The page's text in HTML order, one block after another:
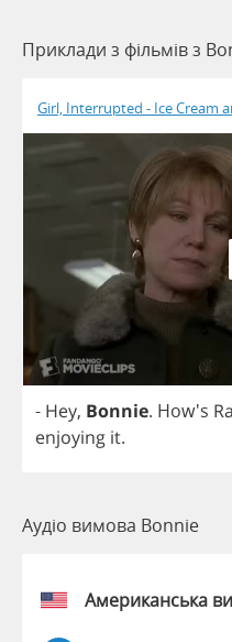
Приклади з фільмів з
Girl, Interrupted - Ice Cream
- Hey, Bonnie. How's
enjoying it.
Аудіо вимова Bonnie
Американська